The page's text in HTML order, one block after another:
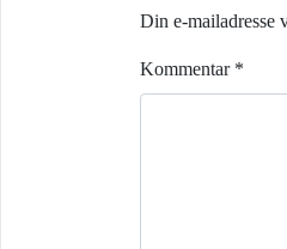
Din e-mailadresse
Kommentar *